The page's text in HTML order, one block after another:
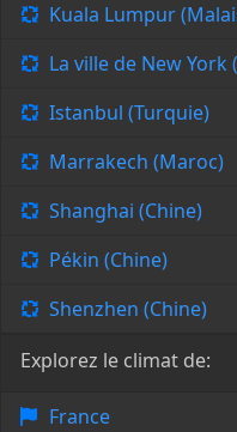
Kuala Lumpur
La ville de New
Istanbul (Turquie)
Marrakech (Maroc)
Shanghai (Chine)
Pékin (Chine)
Shenzhen (Chine)
Explorez le climat de:
France